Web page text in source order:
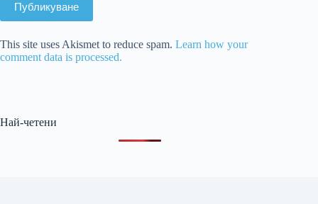
Публикуване
This site uses Akismet to reduce spam. Learn how your
comment data is processed.
Най-четени